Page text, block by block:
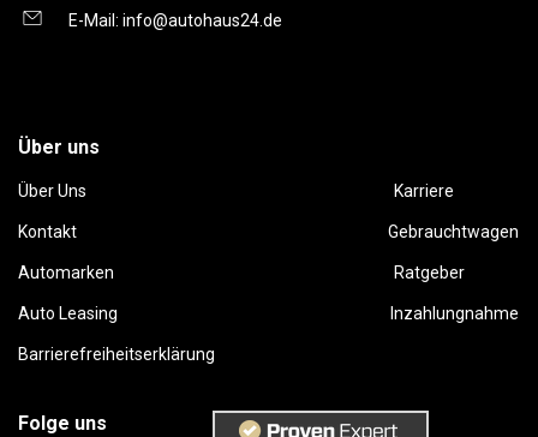
E-Mail: info@autohaus24.de
Über uns
Über Uns Karriere
Kontakt Gebrauchtwagen
Automarken Ratgeber
Auto Leasing Inzahlungnahme
Barrierefreiheitserklärung
Folge uns